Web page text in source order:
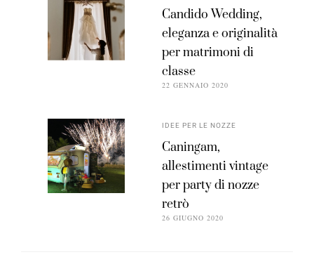
Candido Wedding,
eleganza e originalità
per matrimoni di
classe
22 GENNAIO 2020
IDEE PER LE NOZZE
Caningam,
allestimenti vintage
per party di nozze
retrò
26 GIUGNO 2020